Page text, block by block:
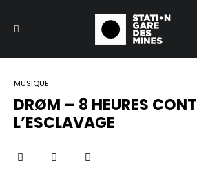
MUSIQUE
DRØM – 8 HEURES
L’ESCLAVAGE